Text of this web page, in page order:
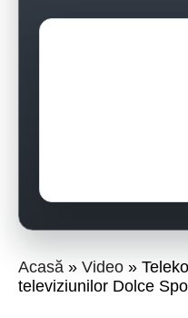
Acasă Video
televiziunilor Dolce